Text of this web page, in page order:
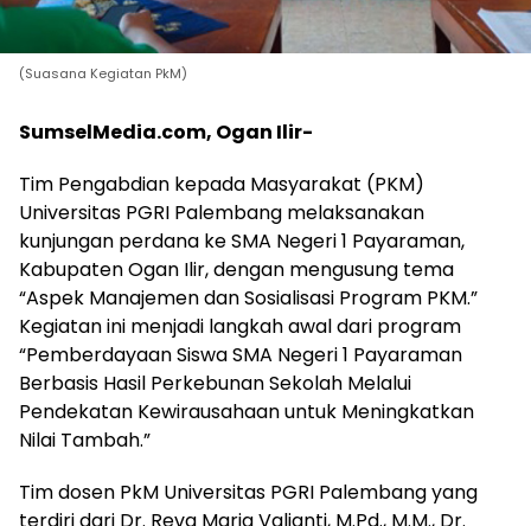
(Suasana Kegiatan PkM)
SumselMedia.com, Ogan Ilir-
Tim Pengabdian kepada Masyarakat (PKM)
Universitas PGRI Palembang melaksanakan
kunjungan perdana ke SMA Negeri 1 Payaraman,
Kabupaten Ogan Ilir, dengan mengusung tema
“Aspek Manajemen dan Sosialisasi Program PKM.”
Kegiatan ini menjadi langkah awal dari program
“Pemberdayaan Siswa SMA Negeri 1 Payaraman
Berbasis Hasil Perkebunan Sekolah Melalui
Pendekatan Kewirausahaan untuk Meningkatkan
Nilai Tambah.”
Tim dosen PkM Universitas PGRI Palembang yang
terdiri dari Dr. Reva Maria Valianti, M.Pd., M.M., Dr.